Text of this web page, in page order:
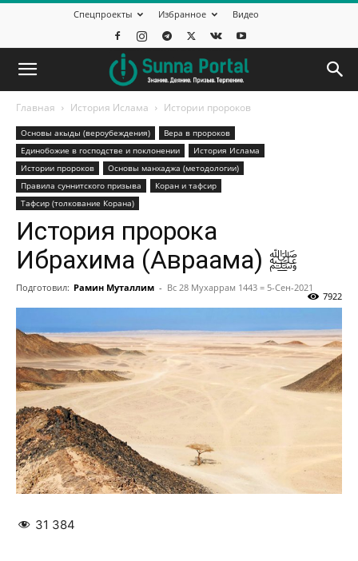
Спецпроекты Избранное Видео
Главная История Ислама Истории пророков
Основы акыды (вероубеждения)
Вера в пророков
Единобожие в господстве и поклонении
История Ислама
Истории пророков
Основы манхаджа (методологии)
Правила суннитского призыва
Коран и тафсир
Тафсир (толкование Корана)
История пророка
Ибрахима (Авраама) ﷺ
Подготовил: Рамин Муталлим - Вс 28 Мухаррам 1443 = 5-Сен-2021
7922
31 384